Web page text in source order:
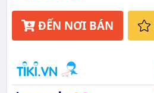
ĐẾN NƠI BÁN